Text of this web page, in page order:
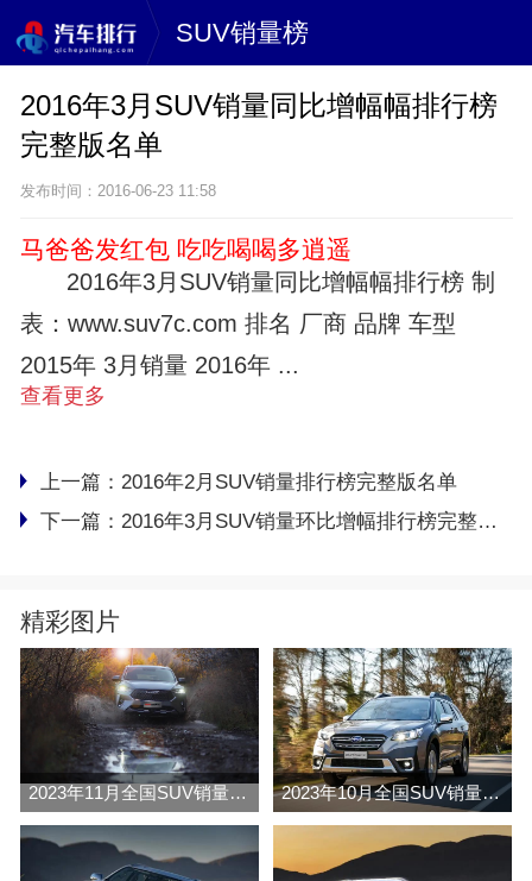
SUV销量榜
2016年3月SUV销量同比增幅幅排行榜
完整版名单
发布时间：2016-06-23 11:58
马爸爸发红包 吃吃喝喝多逍遥
2016年3月SUV销量同比增幅幅排行榜 制
表：www.suv7c.com 排名 厂商 品牌 车型
2015年 3月销量 2016年 ...
查看更多
上一篇： 2016年2月SUV销量排行榜完整版名单
下一篇： 2016年3月SUV销量环比增幅排行榜完整版名单
精彩图片
2023年11月全国SUV销量排行榜完整版(零售量 2023年10月全国SUV销量排行榜完整版(出口量